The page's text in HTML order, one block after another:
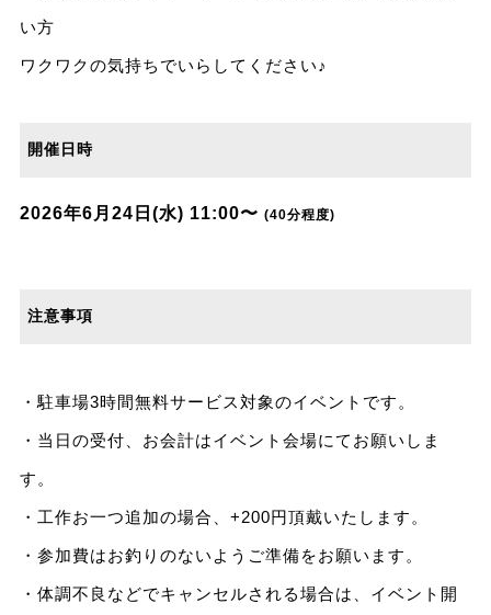
い方
ワクワクの気持ちでいらしてください♪
開催日時
2026年6月24日(水) 11:00〜 (40分程度)
注意事項
・駐車場3時間無料サービス対象のイベントです。
・当日の受付、お会計はイベント会場にてお願いしま
す。
・工作お一つ追加の場合、+200円頂戴いたします。
・参加費はお釣りのないようご準備をお願います。
・体調不良などでキャンセルされる場合は、イベント開